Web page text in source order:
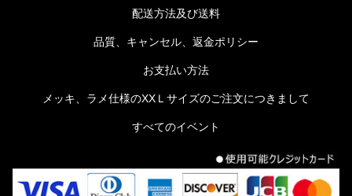
配送方法及び送料
品質、キャンセル、返金ポリシー
お支払い方法
メッキ、ラメ仕様のXXＬサイズのご注文につきまして
すべてのイベント